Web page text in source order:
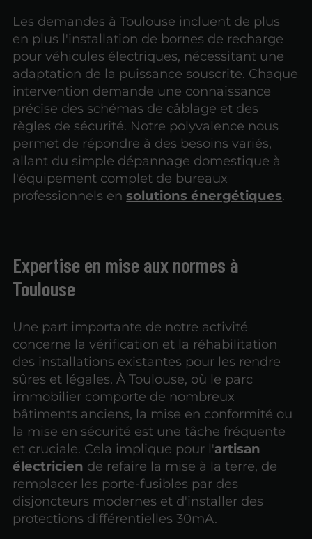
Les demandes à Toulouse incluent de plus
en plus l'installation de bornes de recharge
pour véhicules électriques, nécessitant une
adaptation de la puissance souscrite. Chaque
intervention demande une connaissance
précise des schémas de câblage et des
règles de sécurité. Notre polyvalence nous
permet de répondre à des besoins variés,
allant du simple dépannage domestique à
l'équipement complet de bureaux
professionnels ensolutions énergétiques.
Expertise en mise aux normes à
Toulouse
Une part importante de notre activité
concerne la vérification et la réhabilitation
des installations existantes pour les rendre
sûres et légales. À Toulouse, où le parc
immobilier comporte de nombreux
bâtiments anciens, la mise en conformité ou
la mise en sécurité est une tâche fréquente
et cruciale. Cela implique pour l'artisan
électricien de refaire la mise à la terre, de
remplacer les porte-fusibles par des
disjoncteurs modernes et d'installer des
protections différentielles 30mA.